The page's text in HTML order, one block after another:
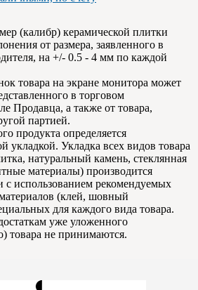
(калибр) керамической плитки
от размера, заявленного в
на +/- 0.5 - 4 мм по каждой
товара на экране монитора может
в торговом
Продавца, а также от товара,
партией.
продукта определяется
укладкой. Укладка всех видов товара
натуральный камень, стеклянная
материалы) производится
с использованием рекомендуемых
(клей, шовный
для каждого вида товара.
уже уложенного
товара не принимаются.